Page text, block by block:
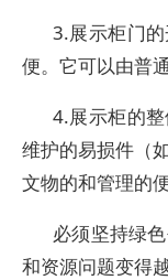
3.展示柜门
便。它可以由普
4.展示柜的
维护的易损件（
文物的和管理的便
必须坚持绿
和资源问题变得